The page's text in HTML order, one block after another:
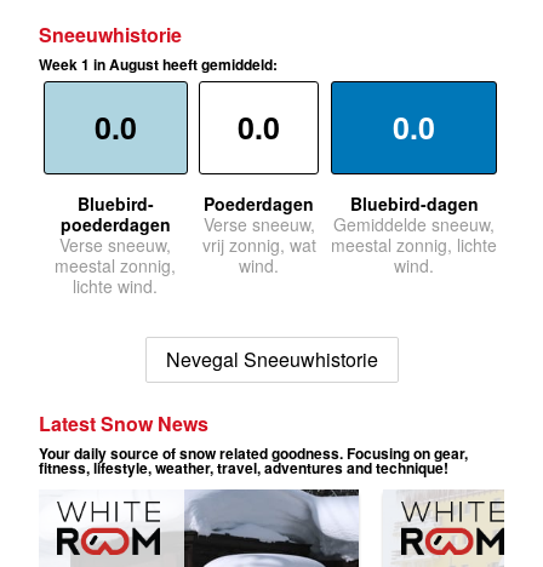
Sneeuwhistorie
Week 1 in August heeft gemiddeld:
0.0
Bluebird-
poederdagen
Verse sneeuw,
meestal zonnig,
lichte wind.
0.0
Poederdagen
Verse sneeuw,
vrij zonnig, wat
wind.
0.0
Bluebird-dagen
Gemiddelde sneeuw,
meestal zonnig, lichte
wind.
Nevegal Sneeuwhistorie